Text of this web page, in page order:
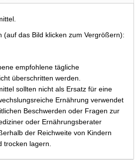
(auf das Bild klicken zum Vergrößern):
empfohlene tägliche
überschritten werden.
sollten nicht als Ersatz für eine
Ernährung verwendet
Beschwerden oder Fragen zur
oder Ernährungsberater
der Reichweite von Kindern
trocken lagern.